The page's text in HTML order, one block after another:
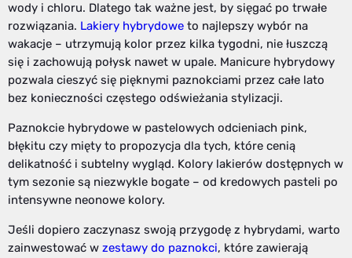
wody i chloru. Dlatego tak ważne jest, by sięgać po trwałe
rozwiązania. Lakiery hybrydowe to najlepszy wybór na
wakacje – utrzymują kolor przez kilka tygodni, nie łuszczą
się i zachowują połysk nawet w upale. Manicure hybrydowy
pozwala cieszyć się pięknymi paznokciami przez całe lato
bez konieczności częstego odświeżania stylizacji.
Paznokcie hybrydowe w pastelowych odcieniach pink,
błękitu czy mięty to propozycja dla tych, które cenią
delikatność i subtelny wygląd. Kolory lakierów dostępnych w
tym sezonie są niezwykle bogate – od kredowych pasteli po
intensywne neonowe kolory.
Jeśli dopiero zaczynasz swoją przygodę z hybrydami, warto
zainwestować w zestawy do paznokci, które zawierają